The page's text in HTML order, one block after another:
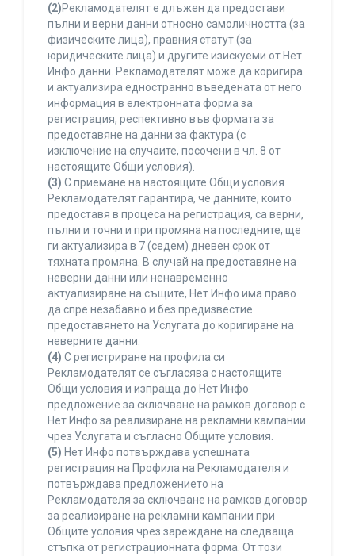
(2)Рекламодателят е длъжен да предостави
пълни и верни данни относно самоличността (за
физическите лица), правния статут (за
юридическите лица) и другите изискуеми от Нет
Инфо данни. Рекламодателят може да коригира
и актуализира едностранно въведената от него
информация в електронната форма за
регистрация, респективно във формата за
предоставяне на данни за фактура (с
изключение на случаите, посочени в чл. 8 от
настоящите Общи условия).
(3) С приемане на настоящите Общи условия
Рекламодателят гарантира, че данните, които
предоставя в процеса на регистрация, са верни,
пълни и точни и при промяна на последните, ще
ги актуализира в 7 (седем) дневен срок от
тяхната промяна. В случай на предоставяне на
неверни данни или ненавременно
актуализиране на същите, Нет Инфо има право
да спре незабавно и без предизвестие
предоставянето на Услугата до коригиране на
неверните данни.
(4) С регистриране на профила си
Рекламодателят се съгласява с настоящите
Общи условия и изпраща до Нет Инфо
предложение за сключване на рамков договор с
Нет Инфо за реализиране на рекламни кампании
чрез Услугата и съгласно Общите условия.
(5) Нет Инфо потвърждава успешната
регистрация на Профила на Рекламодателя и
потвърждава предложението на
Рекламодателя за сключване на рамков договор
за реализиране на рекламни кампании при
Общите условия чрез зареждане на следваща
стъпка от регистрационната форма. От този